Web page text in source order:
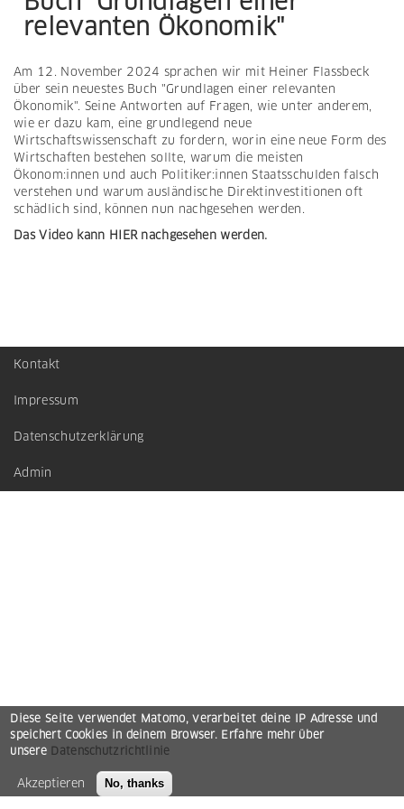
relevanten Ökonomik"
Am 12. November 2024 sprachen wir mit Heiner Flassbeck
über sein neuestes Buch "Grundlagen einer relevanten
Ökonomik". Seine Antworten auf Fragen, wie unter anderem,
wie er dazu kam, eine grundlegend neue
Wirtschaftswissenschaft zu fordern, worin eine neue Form des
Wirtschaften bestehen sollte, warum die meisten
Ökonom:innen und auch Politiker:innen Staatsschulden falsch
verstehen und warum ausländische Direktinvestitionen oft
schädlich sind, können nun nachgesehen werden.
Das Video kann HIER nachgesehen werden.
Footer
menu
Kontakt
Impressum
Datenschutzerklärung
Admin
Diese Seite verwendet Matomo, verarbeitet deine IP Adresse und
speichert Cookies in deinem Browser. Erfahre mehr über
unsere Datenschutzrichtlinie
Akzeptieren No, thanks